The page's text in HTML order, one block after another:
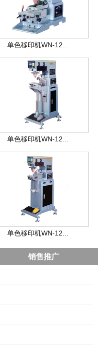
单色移印机WN-12...
单色移印机WN-12...
单色移印机WN-12...
销售推广